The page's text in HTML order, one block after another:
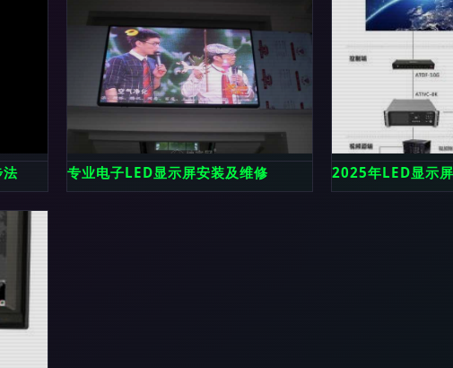
法 专业电子LED显示屏安装及维修 2025年LED显示